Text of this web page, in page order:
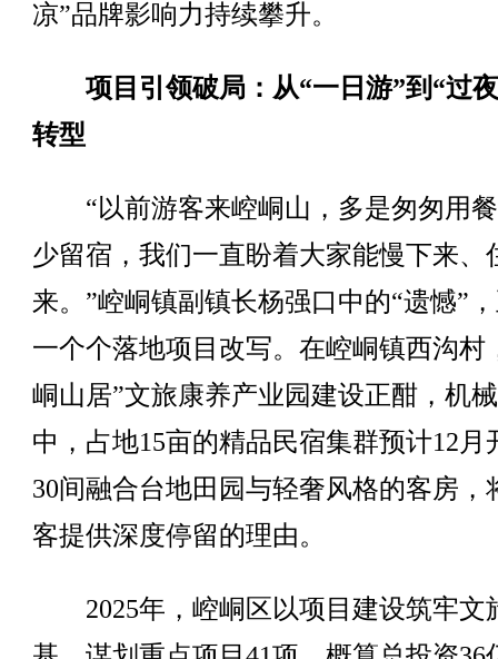
凉”品牌影响力持续攀升。
项目引领破局：从“一日游”到“过
转型
“以前游客来崆峒山，多是匆匆用
少留宿，我们一直盼着大家能慢下来、
来。”崆峒镇副镇长杨强口中的“遗憾”
一个个落地项目改写。在崆峒镇西沟村
峒山居”文旅康养产业园建设正酣，机
中，占地15亩的精品民宿集群预计12月
30间融合台地田园与轻奢风格的客房，
客提供深度停留的理由。
2025年，崆峒区以项目建设筑牢文